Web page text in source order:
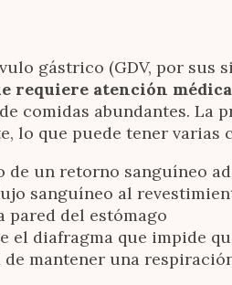
gástrico (GDV, por sus
requiere atención
comidas abundantes. La
lo que puede tener varias
de un retorno sanguíneo
sanguíneo al
pared del estómago
el diafragma que impide
de mantener una